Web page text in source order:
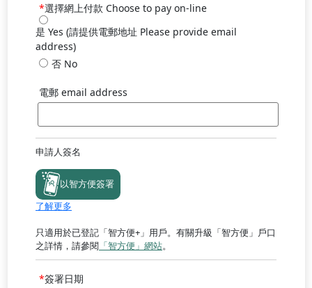
選擇網上付款 Choose to pay on-line
是 Yes (請提供電郵地址 Please provide email
address)
否 No
電郵 email address
申請人簽名
iAMSmartSign2
以智方便簽署
了解更多
只適用於已登記「智方便+」用戶。有關升級「智方便」戶口
之詳情，請參閱 「智方便」網站。
簽署日期